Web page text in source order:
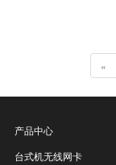
«
产品中心
台式机无线网卡